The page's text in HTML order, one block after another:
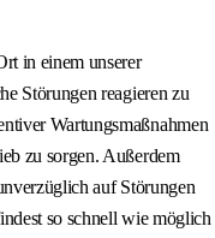
in einem unserer
Störungen reagieren zu
Wartungsmaßnahmen
zu sorgen. Außerdem
auf Störungen
so schnell wie möglich